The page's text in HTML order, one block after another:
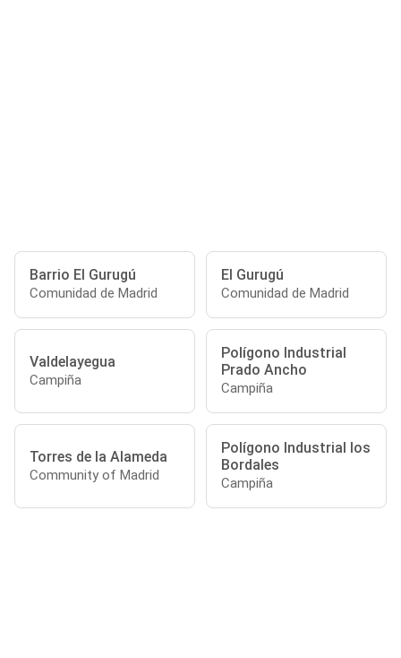
Barrio El Gurugú
Comunidad de Madrid
El Gurugú
Comunidad de Madrid
Valdelayegua
Campiña
Polígono Industrial
Prado Ancho
Campiña
Torres de la Alameda
Community of Madrid
Polígono Industrial los
Bordales
Campiña